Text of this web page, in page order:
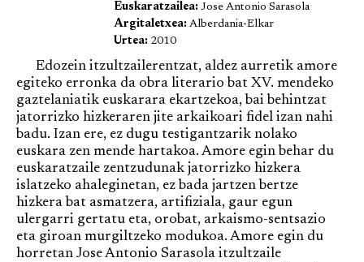
Euskaratzailea: Jose Antonio Sarasola
Argitaletxea: Alberdania-Elkar
Urtea: 2010
Edozein itzultzailerentzat, aldez aurretik amore
egiteko erronka da obra literario bat XV. mendeko
gaztelaniatik euskarara ekartzekoa, bai behintzat
jatorrizko hizkeraren jite arkaikoari fidel izan nahi
badu. Izan ere, ez dugu testigantzarik nolako
euskara zen mende hartakoa. Amore egin behar du
euskaratzaile zentzudunak jatorrizko hizkera
islatzeko ahaleginetan, ez bada jartzen bertze
hizkera bat asmatzera, artifiziala, gaur egun
ulergarri gertatu eta, orobat, arkaismo-sentsazio
eta giroan murgiltzeko modukoa. Amore egin du
horretan Jose Antonio Sarasola itzultzaile